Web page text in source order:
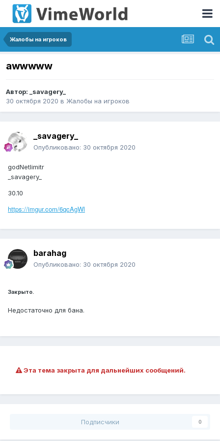
Жалобы на игроков
awwwww
Автор: _savagery_
30 октября 2020 в Жалобы на игроков
_savagery_
Опубликовано: 30 октября 2020
godNetlimitr
_savagery_
30.10
https://imgur.com/6qcAgWl
barahag
Опубликовано: 30 октября 2020
Закрыто.
Недостаточно для бана.
Эта тема закрыта для дальнейших сообщений.
Подписчики 0